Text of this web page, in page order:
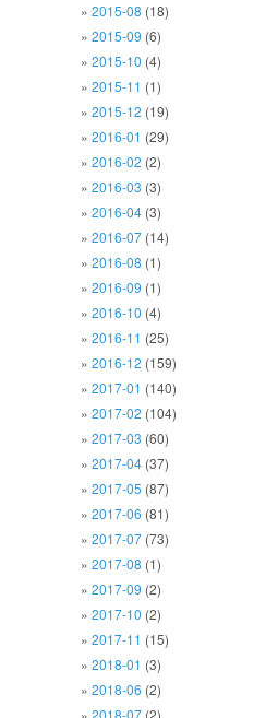
2015-08 (18)
2015-09 (6)
2015-10 (4)
2015-11 (1)
2015-12 (19)
2016-01 (29)
2016-02 (2)
2016-03 (3)
2016-04 (3)
2016-07 (14)
2016-08 (1)
2016-09 (1)
2016-10 (4)
2016-11 (25)
2016-12 (159)
2017-01 (140)
2017-02 (104)
2017-03 (60)
2017-04 (37)
2017-05 (87)
2017-06 (81)
2017-07 (73)
2017-08 (1)
2017-09 (2)
2017-10 (2)
2017-11 (15)
2018-01 (3)
2018-06 (2)
2018-07 (2)